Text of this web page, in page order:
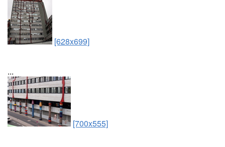
[628x699]
...
[700x555]